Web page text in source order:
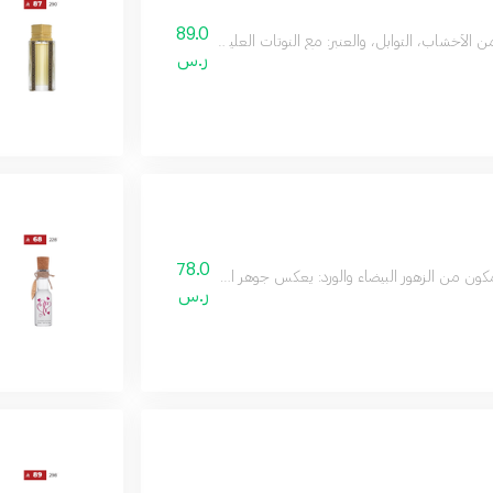
التوابل، والعنبر: مع النوتات العليا من الفلفل الأحمر، الأناناس، واليوسفي، ونوتات قلب من الياسمين
89.0
ر.س
من الزهور البيضاء والورد: يعكس جوهر السعادة والحرية، ويترك انطباعًا مشرقًا
78.0
ر.س